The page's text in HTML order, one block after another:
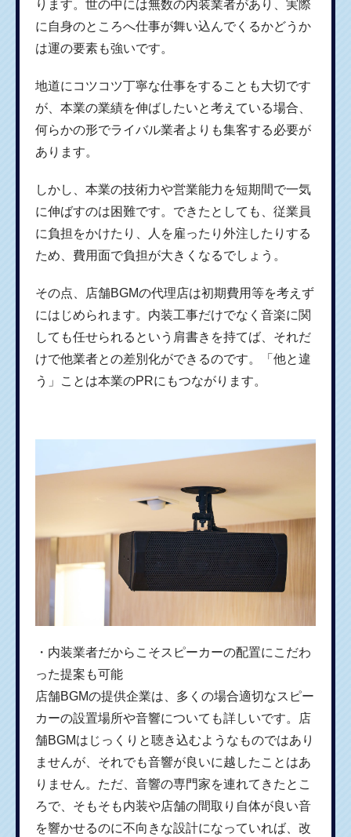
ります。世の中には無数の内装業者があり、実際
に自身のところへ仕事が舞い込んでくるかどうか
は運の要素も強いです。
地道にコツコツ丁寧な仕事をすることも大切です
が、本業の業績を伸ばしたいと考えている場合、
何らかの形でライバル業者よりも集客する必要が
あります。
しかし、本業の技術力や営業能力を短期間で一気
に伸ばすのは困難です。できたとしても、従業員
に負担をかけたり、人を雇ったり外注したりする
ため、費用面で負担が大きくなるでしょう。
その点、店舗BGMの代理店は初期費用等を考えず
にはじめられます。内装工事だけでなく音楽に関
しても任せられるという肩書きを持てば、それだ
けで他業者との差別化ができるのです。「他と違
う」ことは本業のPRにもつながります。
・内装業者だからこそスピーカーの配置にこだわ
った提案も可能
店舗BGMの提供企業は、多くの場合適切なスピー
カーの設置場所や音響についても詳しいです。店
舗BGMはじっくりと聴き込むようなものではあり
ませんが、それでも音響が良いに越したことはあ
りません。ただ、音響の専門家を連れてきたとこ
ろで、そもそも内装や店舗の間取り自体が良い音
を響かせるのに不向きな設計になっていれば、改